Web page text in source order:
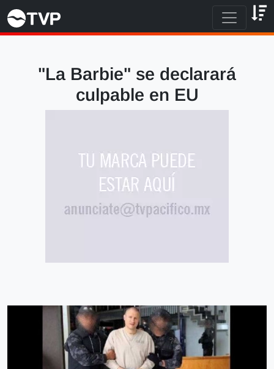
"La Barbie" se declarará
culpable en EU